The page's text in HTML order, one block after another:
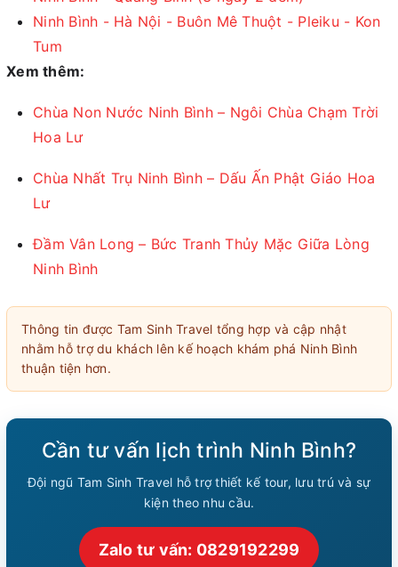
Ninh Bình - Hà Nội - Buôn Mê Thuột - Pleiku - Kon
Tum
Xem thêm:
Chùa Non Nước Ninh Bình – Ngôi Chùa Chạm Trời
Hoa Lư
Chùa Nhất Trụ Ninh Bình – Dấu Ấn Phật Giáo Hoa
Lư
Đầm Vân Long – Bức Tranh Thủy Mặc Giữa Lòng
Ninh Bình
Thông tin được Tam Sinh Travel tổng hợp và cập nhật
nhằm hỗ trợ du khách lên kế hoạch khám phá Ninh Bình
thuận tiện hơn.
Cần tư vấn lịch trình Ninh Bình?
Đội ngũ Tam Sinh Travel hỗ trợ thiết kế tour, lưu trú và sự
kiện theo nhu cầu.
Zalo tư vấn: 0829192299